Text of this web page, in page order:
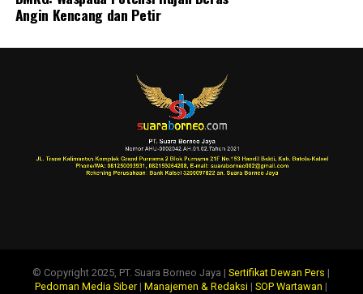
Angin Kencang dan Petir
© Copyright 2025, PT. Suara Borneo Jaya |Sertifikat Dewan Pers |
Pedoman Media Siber|Manajemen & Redaksi |SOP Wartawan |